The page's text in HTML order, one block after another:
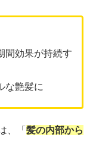
間効果が持続す
な艶髪に
、「 髪の内部から